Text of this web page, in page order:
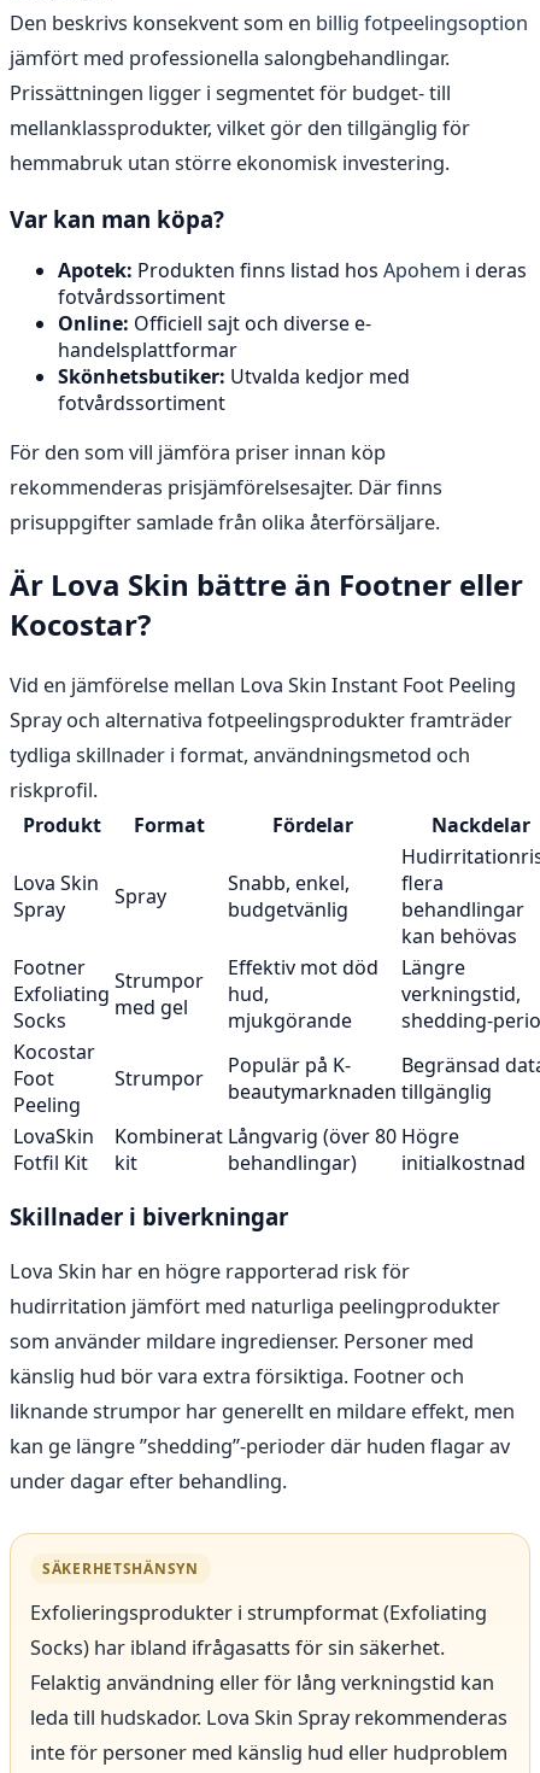
Den beskrivs konsekvent som en billig fotpeelingsoption
jämfört med professionella salongbehandlingar.
Prissättningen ligger i segmentet för budget- till
mellanklassprodukter, vilket gör den tillgänglig för
hemmabruk utan större ekonomisk investering.
Var kan man köpa?
Apotek: Produkten finns listad hos Apohem i deras
fotvårdssortiment
Online: Officiell sajt och diverse e-
handelsplattformar
Skönhetsbutiker: Utvalda kedjor med
fotvårdssortiment
För den som vill jämföra priser innan köp
rekommenderas prisjämförelsesajter. Där finns
prisuppgifter samlade från olika återförsäljare.
Är Lova Skin bättre än Footner eller
Kocostar?
Vid en jämförelse mellan Lova Skin Instant Foot Peeling
Spray och alternativa fotpeelingsprodukter framträder
tydliga skillnader i format, användningsmetod och
riskprofil.
Produkt
Format Fördelar Nackdelar
Lova Skin
Spray
Spray
Snabb, enkel,
budgetvänlig
flera
behandlingar
kan behövas
Footner
Exfoliating
Socks
Strumpor
med gel
Effektiv mot död
hud,
mjukgörande
Längre
verkningstid,
shedding-
Kocostar
Foot
Peeling
Strumpor
Populär på K-
beautymarknaden
Begränsad
tillgänglig
LovaSkin
Fotfil Kit
Kombinerat
kit
Långvarig (över 80
behandlingar)
Högre
initialkostnad
Skillnader i biverkningar
Lova Skin har en högre rapporterad risk för
hudirritation jämfört med naturliga peelingprodukter
som använder mildare ingredienser. Personer med
känslig hud bör vara extra försiktiga. Footner och
liknande strumpor har generellt en mildare effekt, men
kan ge längre ”shedding”-perioder där huden flagar av
under dagar efter behandling.
SÄKERHETSHÄNSYN
Exfolieringsprodukter i strumpformat (Exfoliating
Socks) har ibland ifrågasatts för sin säkerhet.
Felaktig användning eller för lång verkningstid kan
leda till hudskador. Lova Skin Spray rekommenderas
inte för personer med känslig hud eller hudproblem